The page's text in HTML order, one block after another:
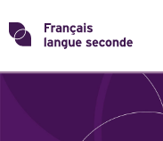
Skip
toTransformons
THÈMES